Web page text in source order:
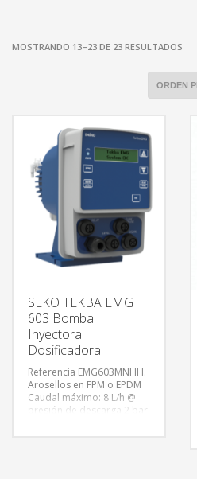
MOSTRANDO 13–23 DE 23 RESULTADOS
SEKO TEKBA EMG
603 Bomba
Inyectora
Dosificadora
Referencia EMG603MNHH.
Arosellos en FPM o EPDM
Caudal máximo: 8 L/h @
presión de descarga 2 bar